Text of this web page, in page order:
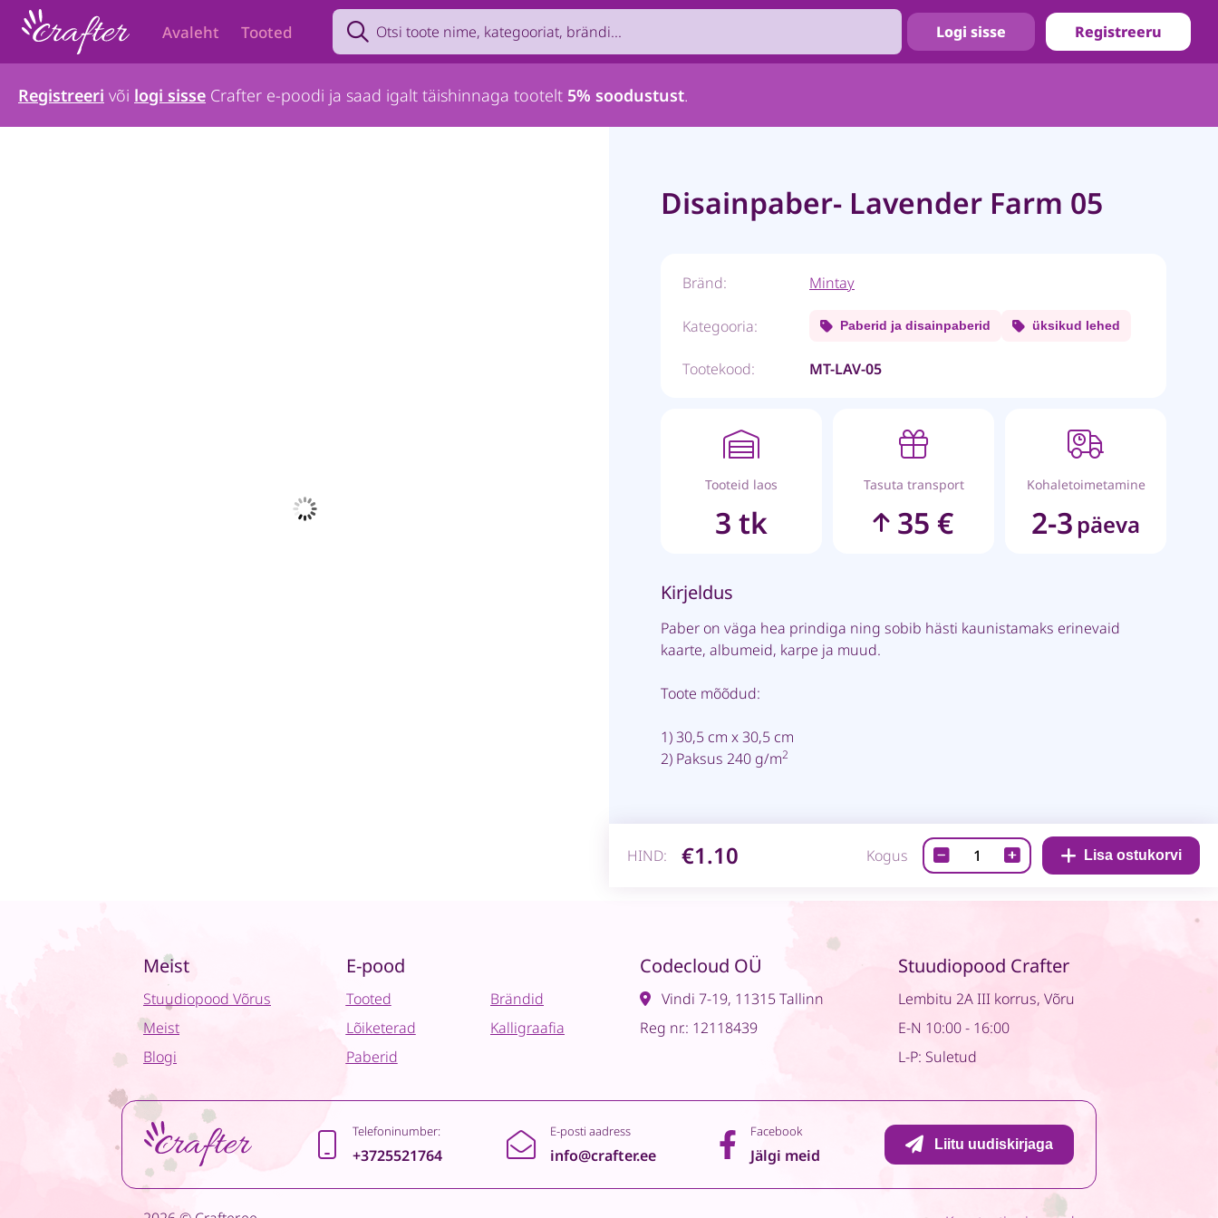
Avaleht Tooted
Search product by name, brand, category...
Logi sisse Registreeru
Registreeri või logi sisse Crafter e-poodi ja saad igalt täishinnaga tootelt 5% soodustust.
Disainpaber- Lavender Farm 05
Bränd: Mintay
Kategooria: Paberid ja disainpaberid üksikud lehed
Tootekood: MT-LAV-05
Tooteid laos
3 tk
Tasuta transport
35 €
Kohaletoimetamine
2-3 päeva
Kirjeldus
Paber on väga hea prindiga ning sobib hästi kaunistamaks erinevaid
kaarte, albumeid, karpe ja muud.
Toote mõõdud:
1) 30,5 cm x 30,5 cm
2) Paksus 240 g/m2
HIND: €1.10 Kogus
Disainpaber-
Lavender
Farm
Lisa ostukorvi
Meist
Stuudiopood Võrus
Meist
Blogi
E-pood
Tooted
Lõiketerad
Paberid
Brändid
Kalligraafia
Codecloud OÜ
Vindi 7-19, 11315 Tallinn
Reg nr.: 12118439
Stuudiopood Crafter
Lembitu 2A III korrus, Võru
E-N 10:00 - 16:00
L-P: Suletud
Telefoninumber:
+3725521764
E-posti aadress
info@crafter.ee
Facebook
Jälgi meid
Liitu uudiskirjaga